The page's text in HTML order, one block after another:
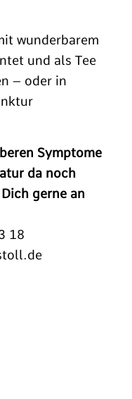
wunderbarem
und als Tee
– oder in
Symptome
da noch
gerne an
18